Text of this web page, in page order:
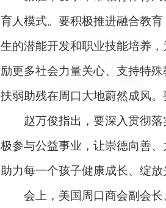
育人模式。要积极推进融合教
生的潜能开发和职业技能培养
励更多社会力量关心、支持特
扶弱助残在周口大地蔚然成风
赵万俊指出，要深入贯彻落
极参与公益事业，让崇德向善
助力每一个孩子健康成长、绽放
会上，美国周口商会副会长